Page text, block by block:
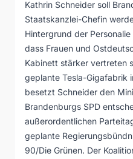
Kathrin Schneider soll
Staatskanzlei-Chefin
Hintergrund der
dass Frauen und
Kabinett stärker vertreten
geplante Tesla-Gigafabrik
besetzt Schneider den
Brandenburgs SPD
außerordentlichen
geplante
90/Die Grünen. Der